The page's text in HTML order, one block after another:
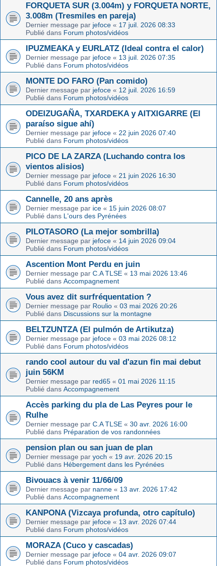
FORQUETA SUR (3.004m) y FORQUETA NORTE,
3.008m (Tresmiles en pareja)
Dernier message par jefoce « 17 juil. 2026 08:33
Publié dans Forum photos/vidéos
IPUZMEAKA y EURLATZ (Ideal contra el calor)
Dernier message par jefoce « 13 juil. 2026 07:35
Publié dans Forum photos/vidéos
MONTE DO FARO (Pan comido)
Dernier message par jefoce « 12 juil. 2026 16:59
Publié dans Forum photos/vidéos
ODEIZUGAÑA, TXARDEKA y AITXIGARRE (El
paraíso sigue ahí)
Dernier message par jefoce « 22 juin 2026 07:40
Publié dans Forum photos/vidéos
PICO DE LA ZARZA (Luchando contra los
vientos alisios)
Dernier message par jefoce « 21 juin 2026 16:30
Publié dans Forum photos/vidéos
Cannelle, 20 ans après
Dernier message par ice « 15 juin 2026 08:07
Publié dans L'ours des Pyrénées
PILOTASORO (La mejor sombrilla)
Dernier message par jefoce « 14 juin 2026 09:04
Publié dans Forum photos/vidéos
Ascention Mont Perdu en juin
Dernier message par C.A TLSE « 13 mai 2026 13:46
Publié dans Accompagnement
Vous avez dit surfréquentation ?
Dernier message par Roulio « 03 mai 2026 20:26
Publié dans Discussions sur la montagne
BELTZUNTZA (El pulmón de Artikutza)
Dernier message par jefoce « 03 mai 2026 08:12
Publié dans Forum photos/vidéos
rando cool autour du val d'azun fin mai debut
juin 56KM
Dernier message par red65 « 01 mai 2026 11:15
Publié dans Accompagnement
Accès parking du pla de Las Peyres pour le
Rulhe
Dernier message par C.A TLSE « 30 avr. 2026 16:00
Publié dans Préparation de vos randonnées
pension plan ou san juan de plan
Dernier message par yoch « 19 avr. 2026 20:15
Publié dans Hébergement dans les Pyrénées
Bivouacs à venir 11/66/09
Dernier message par nanne « 13 avr. 2026 17:42
Publié dans Accompagnement
KANPONA (Vizcaya profunda, otro capítulo)
Dernier message par jefoce « 13 avr. 2026 07:44
Publié dans Forum photos/vidéos
MORAZA (Cuco y cascadas)
Dernier message par jefoce « 04 avr. 2026 09:07
Publié dans Forum photos/vidéos